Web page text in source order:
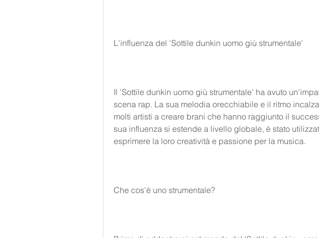
L'influenza del 'Sottile dunkin uomo giù strumentale'
Il 'Sottile dunkin uomo giù strumentale' ha avuto
scena rap. La sua melodia orecchiabile e il ritmo
molti artisti a creare brani che hanno raggiunto il
sua influenza si estende a livello globale, è stato
esprimere la loro creatività e passione per la musica.
Che cos'è uno strumentale?